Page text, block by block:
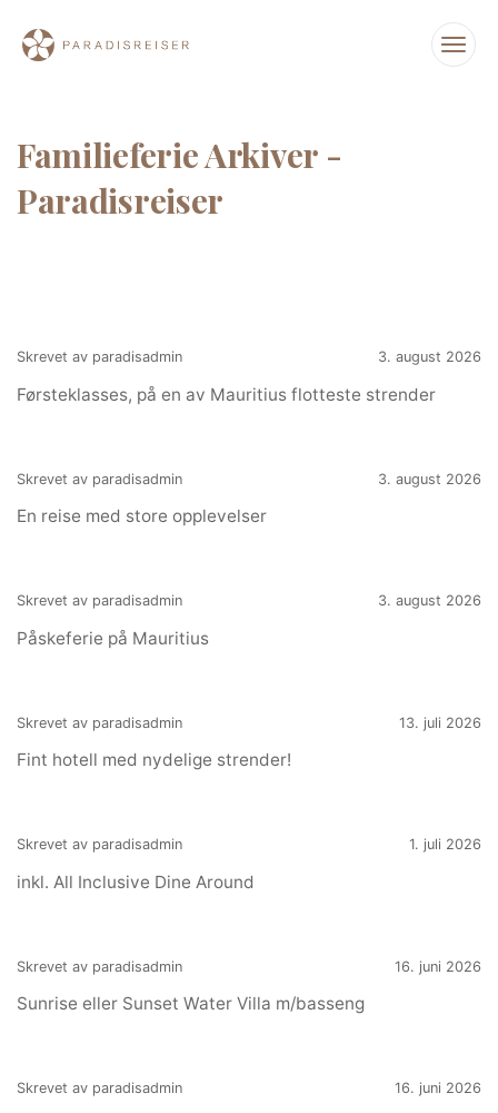
Familieferie Arkiver -
Paradisreiser
Skrevet av paradisadmin 3. august 2026
Førsteklasses, på en av Mauritius flotteste strender
Skrevet av paradisadmin 3. august 2026
En reise med store opplevelser
Skrevet av paradisadmin 3. august 2026
Påskeferie på Mauritius
Skrevet av paradisadmin 13. juli 2026
Fint hotell med nydelige strender!
Skrevet av paradisadmin 1. juli 2026
inkl. All Inclusive Dine Around
Skrevet av paradisadmin 16. juni 2026
Sunrise eller Sunset Water Villa m/basseng
Skrevet av paradisadmin 16. juni 2026